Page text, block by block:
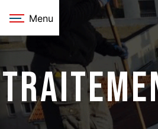
Panneau de gestion des cookies
Menu